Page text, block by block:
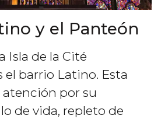
y el Panteón
Isla de la Cité
barrio Latino. Esta
atención por su
de vida, repleto de